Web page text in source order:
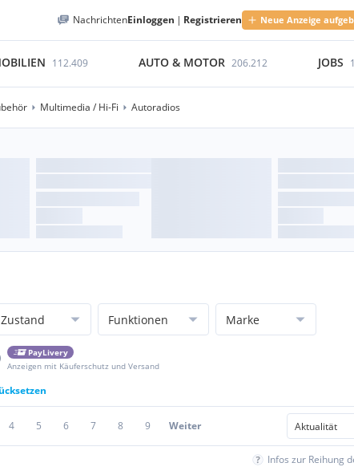
NachrichtenEinloggen | Registrieren Neue Anzeige
112.409 AUTO & MOTOR 206.212 JOBS
Multimedia / Hi-Fi Autoradios
Zustand Funktionen Marke
PayLivery
Anzeigen mit Käuferschutz und Versand
4 5 6 7 8 9 Weiter
Infos zur Reihung